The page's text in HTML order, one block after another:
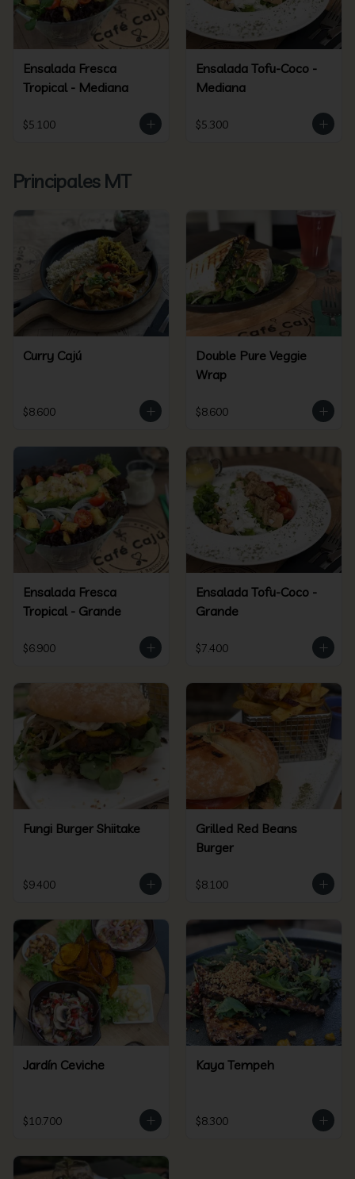
Ensalada Fresca
Tropical - Mediana
$5.100
Ensalada Tofu-Coco -
Mediana
$5.300
Principales MT
Curry Cajú
$8.600
Double Pure Veggie
Wrap
$8.600
Ensalada Fresca
Tropical - Grande
$6.900
Ensalada Tofu-Coco -
Grande
$7.400
Fungi Burger Shiitake
$9.400
Grilled Red Beans
Burger
$8.100
Jardín Ceviche
$10.700
Kaya Tempeh
$8.300